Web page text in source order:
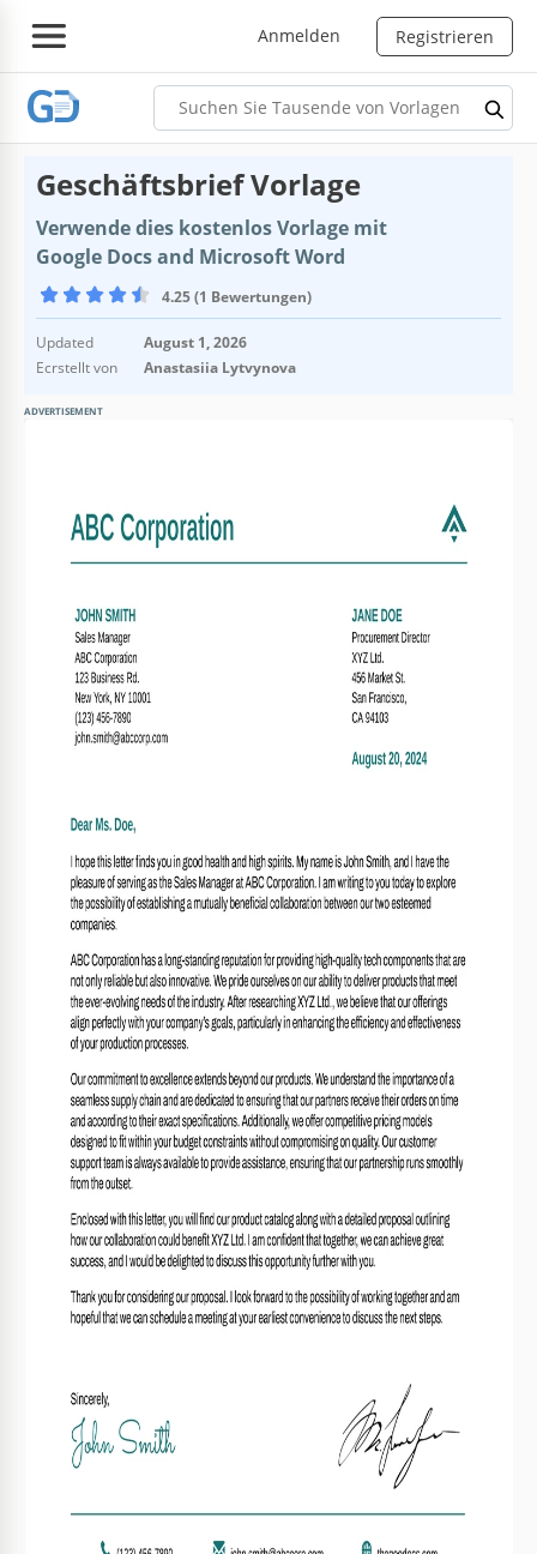
Anmelden Registrieren
Geschäftsbrief Vorlage
Verwende dies kostenlos Vorlage mit
Google Docs and Microsoft Word
4.25 (1 Bewertungen)
Updated
August 1, 2026
Ecrstellt von
Anastasiia Lytvynova
ADVERTISEMENT